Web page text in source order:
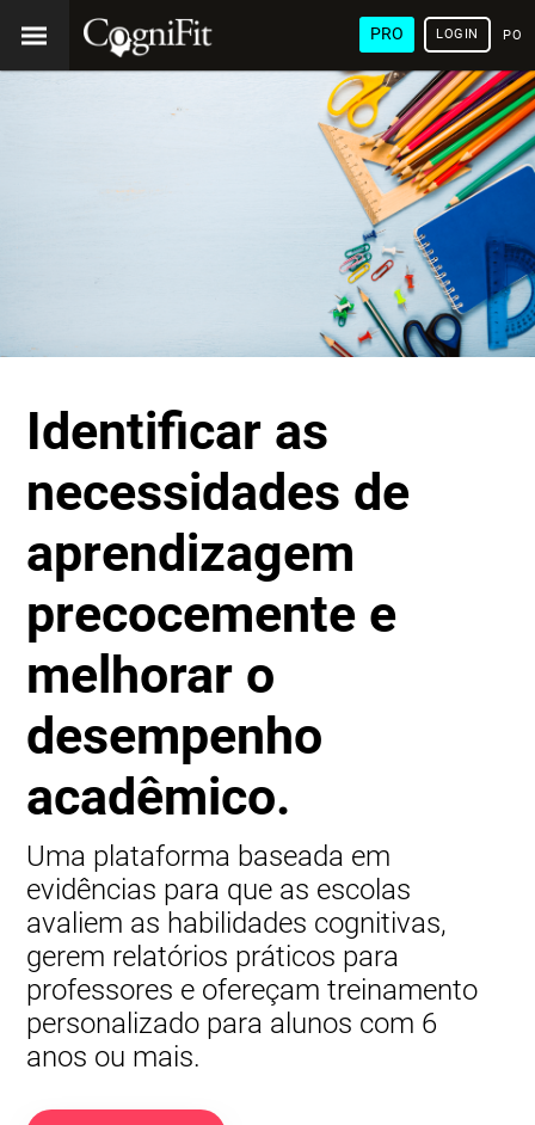
PRO LOGIN
Identificar as
necessidades de
aprendizagem
precocemente e
melhorar o
desempenho
acadêmico.
Uma plataforma baseada em
evidências para que as escolas
avaliem as habilidades cognitivas,
gerem relatórios práticos para
professores e ofereçam treinamento
personalizado para alunos com 6
anos ou mais.